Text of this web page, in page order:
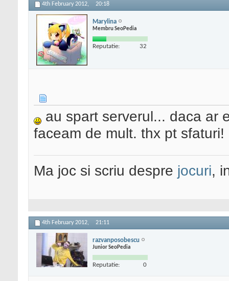
4th February 2012, 20:18
Marylina
Membru SeoPedia
Reputatie: 32
au spart serverul... daca ar
faceam de mult. thx pt sfaturi!
Ma joc si scriu despre jocuri,
4th February 2012, 21:11
razvanposobescu
Junior SeoPedia
Reputatie: 0